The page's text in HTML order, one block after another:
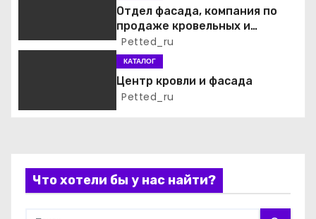
а
и
я
м
Отдел фасада, компания по
продаже кровельных и
фасадных материалов
Petted_ru
КАТАЛОГ
Центр кровли и фасада
Petted_ru
Что хотели бы у нас найти?